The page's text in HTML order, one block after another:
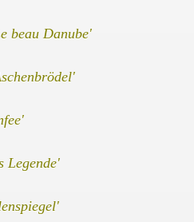
beau Danube'
Legende'